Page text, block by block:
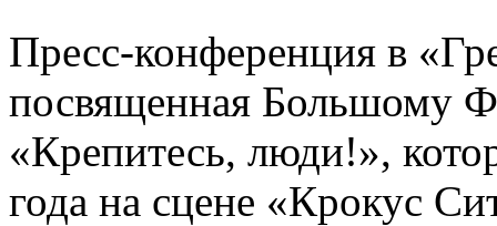
Пресс-конференция в
посвященная Большому
«Крепитесь, люди!»,
года на сцене «Крокус